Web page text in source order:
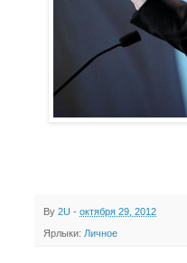
By 2U - октября 29, 2012
Ярлыки: Личное